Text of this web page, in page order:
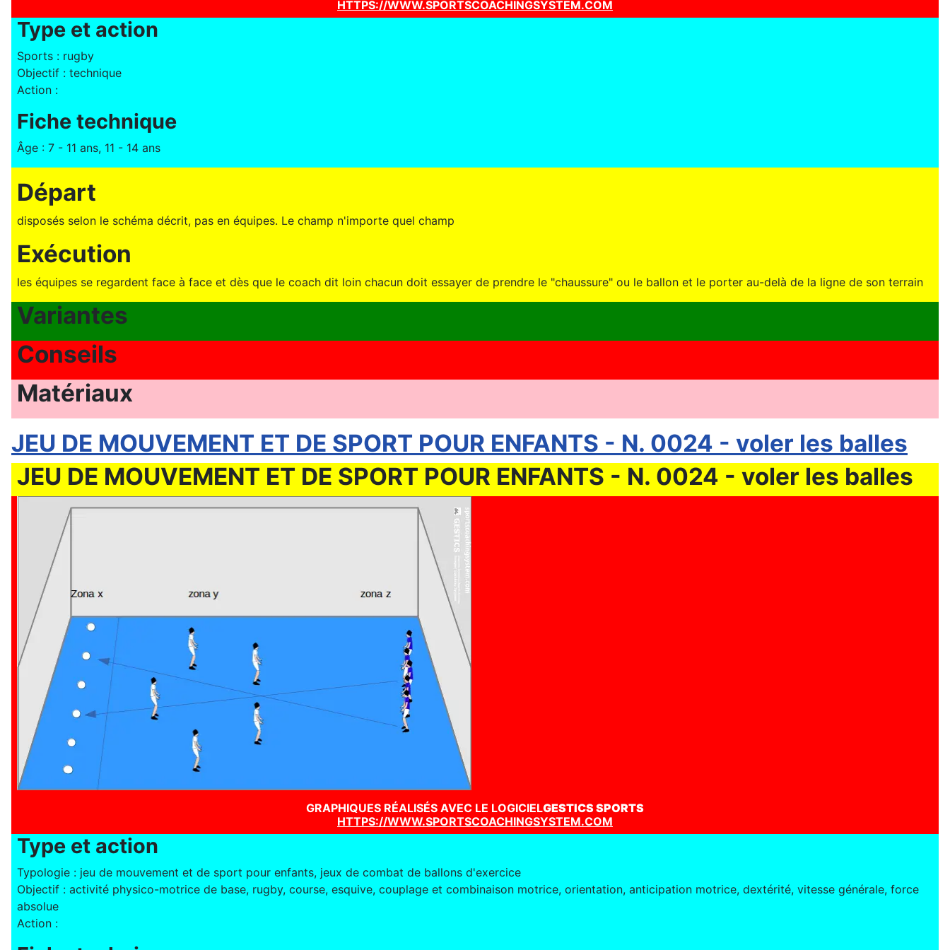
HTTPS://WWW.SPORTSCOACHINGSYSTEM.COM
Type et action
Sports : rugby
Objectif : technique
Action :
Fiche technique
Âge : 7 - 11 ans, 11 - 14 ans
Départ
disposés selon le schéma décrit, pas en équipes. Le champ n'importe quel champ
Exécution
les équipes se regardent face à face et dès que le coach dit loin chacun doit essayer de prendre le "chaussure" ou le ballon et le porter au-delà de la ligne de son terrain
Variantes
Conseils
Matériaux
JEU DE MOUVEMENT ET DE SPORT POUR ENFANTS - N. 0024 - voler les balles
JEU DE MOUVEMENT ET DE SPORT POUR ENFANTS - N. 0024 - voler les balles
GRAPHIQUES RÉALISÉS AVEC LE LOGICIELGESTICS SPORTS
HTTPS://WWW.SPORTSCOACHINGSYSTEM.COM
Type et action
Typologie : jeu de mouvement et de sport pour enfants, jeux de combat de ballons d'exercice
Objectif : activité physico-motrice de base, rugby, course, esquive, couplage et combinaison motrice, orientation, anticipation motrice, dextérité, vitesse générale, force
absolue
Action :